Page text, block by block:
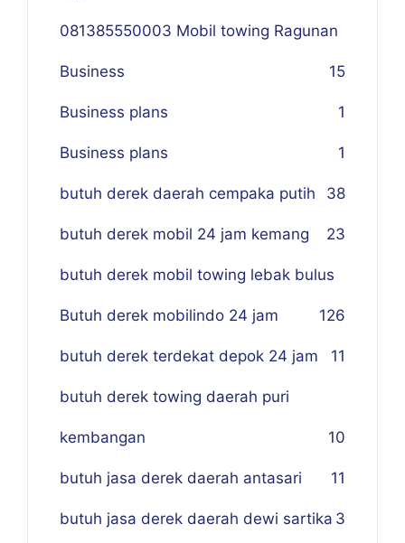
081385550003 Mobil towing Ragunan
5
Business 1
Business plans 1
Business plans 1
butuh derek daerah cempaka putih 38
butuh derek mobil 24 jam kemang 23
butuh derek mobil towing lebak bulus
26
Butuh derek mobilindo 24 jam 1
butuh derek terdekat depok 24 jam 11
butuh derek towing daerah puri
kembangan 10
butuh jasa derek daerah antasari 11
butuh jasa derek daerah dewi sartika 3